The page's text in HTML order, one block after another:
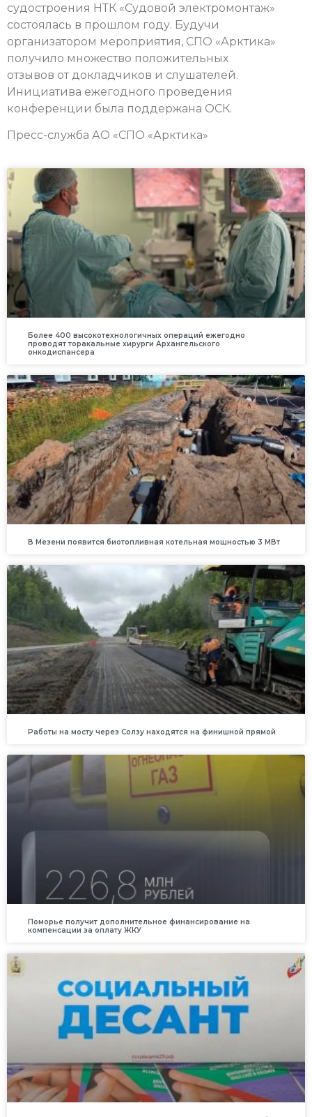
судостроения НТК «Судовой электромонтаж»
состоялась в прошлом году. Будучи
организатором мероприятия, CПО «Арктика»
получило множество положительных
отзывов от докладчиков и слушателей.
Инициатива ежегодного проведения
конференции была поддержана ОСК.
Пресс-служба АО «СПО «Арктика»
Более 400 высокотехнологичных операций ежегодно
проводят торакальные хирурги Архангельского
онкодиспансера
В Мезени появится биотопливная котельная мощностью 3 МВт
Работы на мосту через Солзу находятся на финишной прямой
Поморье получит дополнительное финансирование на
компенсации за оплату ЖКУ